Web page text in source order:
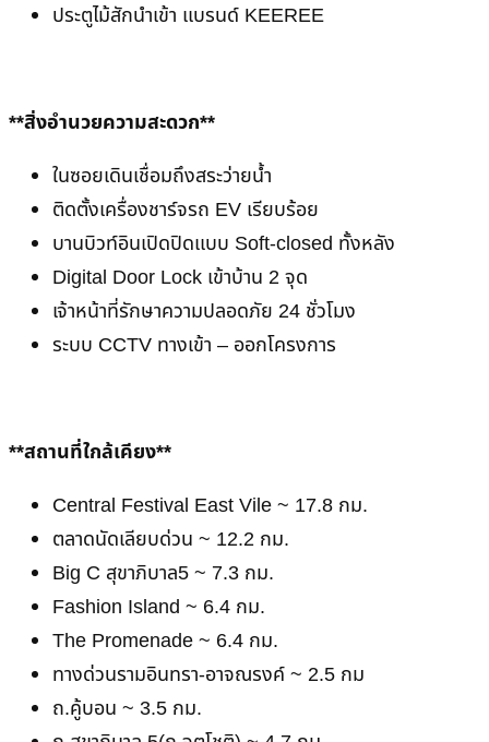
ประตูไม้สักนำเข้า เเบรนด์ KEEREE
**สิ่งอำนวยความสะดวก**
ในซอยเดินเชื่อมถึงสระว่ายน้ำ
ติดตั้งเครื่องชาร์จรถ EV เรียบร้อย
บานบิวท์อินเปิดปิดเเบบ Soft-closed ทั้งหลัง
Digital Door Lock เข้าบ้าน 2 จุด
เจ้าหน้าที่รักษาความปลอดภัย 24 ชั่วโมง
ระบบ CCTV ทางเข้า – ออกโครงการ
**สถานที่ใกล้เคียง**
Central Festival East Vile ~ 17.8 กม.
ตลาดนัดเลียบด่วน ~ 12.2 กม.
Big C สุขาภิบาล5 ~ 7.3 กม.
Fashion Island ~ 6.4 กม.
The Promenade ~ 6.4 กม.
ทางด่วนรามอินทรา-อาจณรงค์ ~ 2.5 กม
ถ.คู้บอน ~ 3.5 กม.